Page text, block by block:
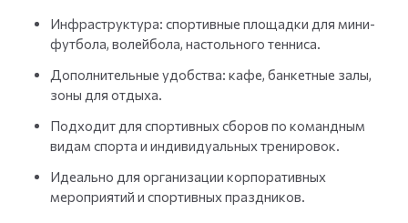
Инфраструктура: спортивные площадки для мини-
футбола, волейбола, настольного тенниса.
Дополнительные удобства: кафе, банкетные залы,
зоны для отдыха.
Подходит для спортивных сборов по командным
видам спорта и индивидуальных тренировок.
Идеально для организации корпоративных
мероприятий и спортивных праздников.